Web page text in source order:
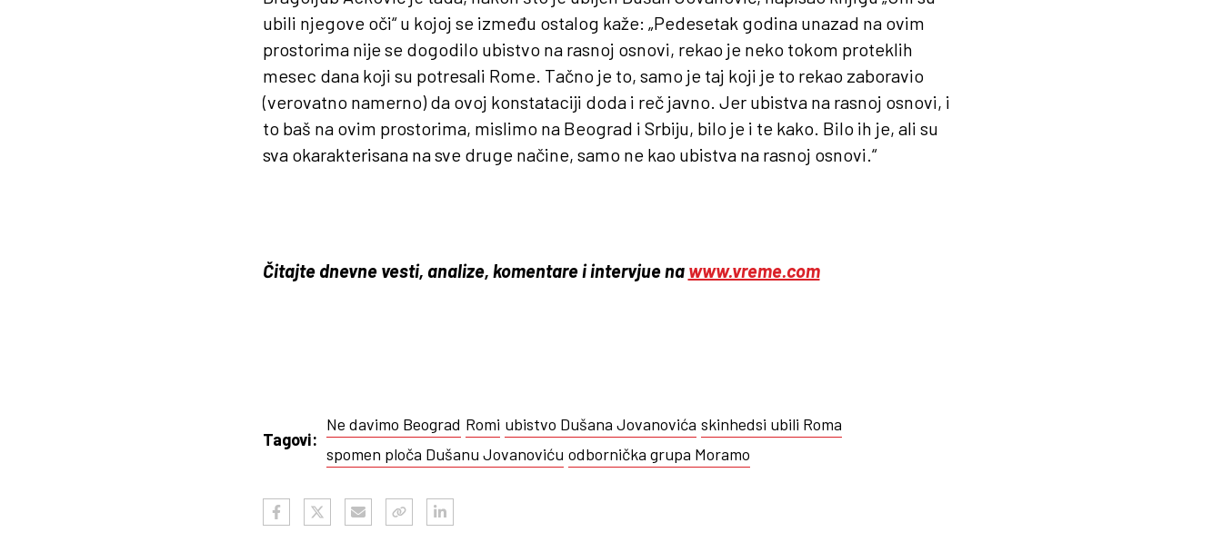
ubili njegove oči“ u kojoj se između ostalog kaže: „Pedesetak godina unazad na ovim
prostorima nije se dogodilo ubistvo na rasnoj osnovi, rekao je neko tokom proteklih
mesec dana koji su potresali Rome. Tačno je to, samo je taj koji je to rekao zaboravio
(verovatno namerno) da ovoj konstataciji doda i reč javno. Jer ubistva na rasnoj osnovi, i
to baš na ovim prostorima, mislimo na Beograd i Srbiju, bilo je i te kako. Bilo ih je, ali su
sva okarakterisana na sve druge načine, samo ne kao ubistva na rasnoj osnovi.“
Čitajte dnevne vesti, analize, komentare i intervjue na www.vreme.com
Tagovi:
Ne davimo Beograd Romi ubistvo Dušana Jovanovića skinhedsi ubili Roma
spomen ploča Dušanu Jovanoviću odbornička grupa Moramo